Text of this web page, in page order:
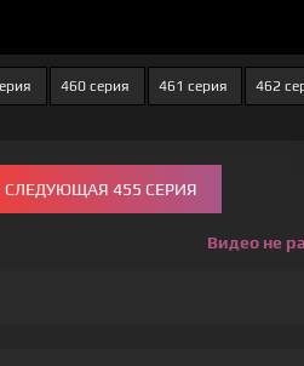
460 серия 461 серия 462
СЛЕДУЮЩАЯ 455 СЕРИЯ
Видео не